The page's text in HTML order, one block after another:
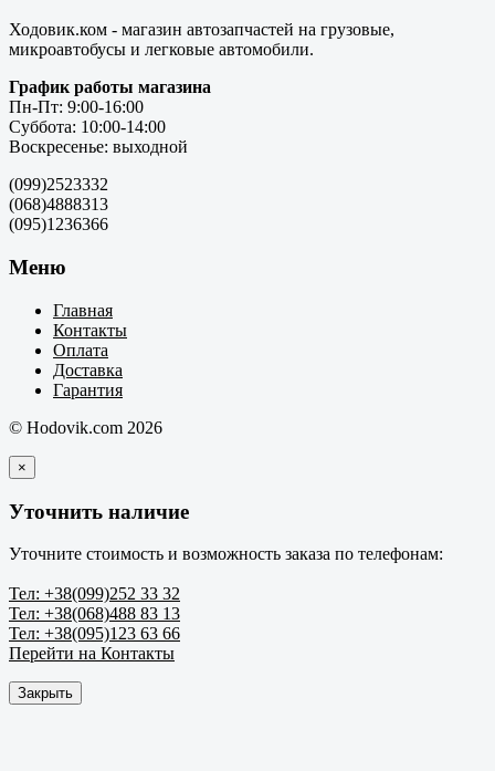
Ходовик.ком - магазин автозапчастей на грузовые,
микроавтобусы и легковые автомобили.
График работы магазина
Пн-Пт: 9:00-16:00
Суббота: 10:00-14:00
Воскресенье: выходной
(099)2523332
(068)4888313
(095)1236366
Меню
Главная
Контакты
Оплата
Доставка
Гарантия
© Hodovik.com 2026
×
Уточнить наличие
Уточните стоимость и возможность заказа по телефонам:
Тел: +38(099)252 33 32
Тел: +38(068)488 83 13
Тел: +38(095)123 63 66
Перейти на Контакты
Закрыть